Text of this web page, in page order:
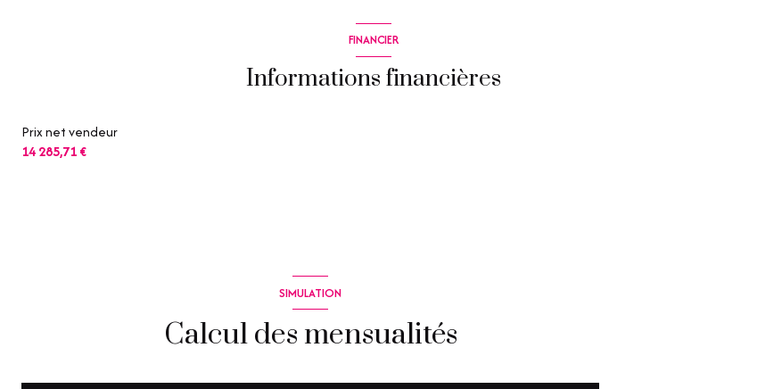
FINANCIER
Informations financières
Prix net vendeur
14 285,71 €
SIMULATION
Calcul des mensualités